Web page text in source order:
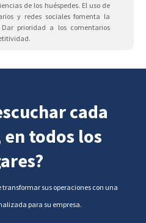
de los huéspedes. El uso de
y redes sociales fomenta la
prioridad a los comentarios
cada
en todos los
sus operaciones con una
para su empresa.